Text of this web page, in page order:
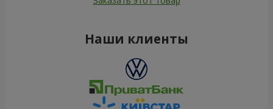
Наши клиенты